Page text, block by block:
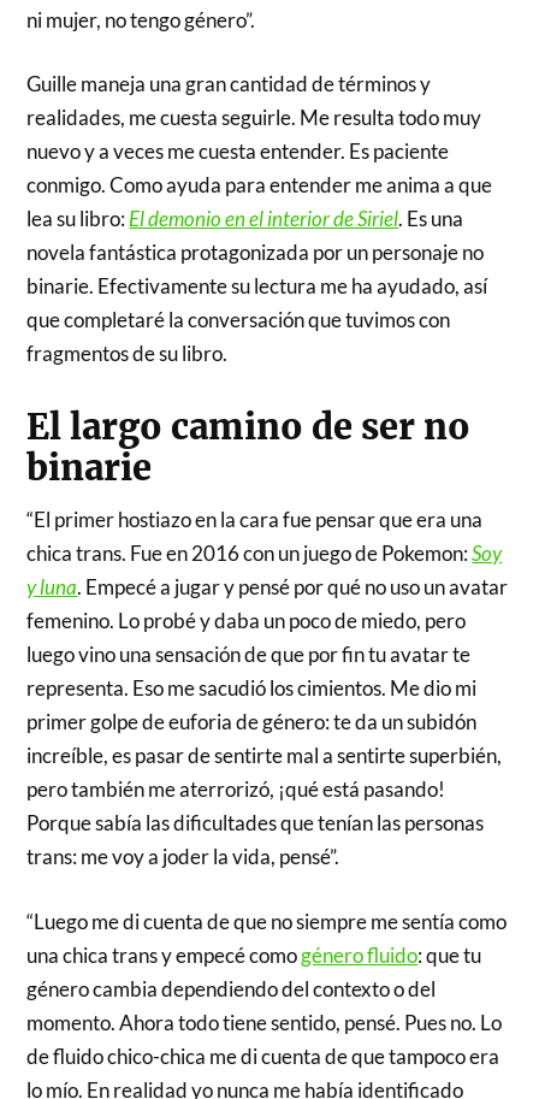
ni mujer, no tengo género”.
Guille maneja una gran cantidad de términos y
realidades, me cuesta seguirle. Me resulta todo muy
nuevo y a veces me cuesta entender. Es paciente
conmigo. Como ayuda para entender me anima a que
lea su libro:El demonio en el interior de Siriel. Es una
novela fantástica protagonizada por un personaje no
binarie. Efectivamente su lectura me ha ayudado, así
que completaré la conversación que tuvimos con
fragmentos de su libro.
El largo camino de ser no
binarie
“El primer hostiazo en la cara fue pensar que era una
chica trans. Fue en 2016 con un juego de Pokemon:Soy
y luna. Empecé a jugar y pensé por qué no uso un avatar
femenino. Lo probé y daba un poco de miedo, pero
luego vino una sensación de que por fin tu avatar te
representa. Eso me sacudió los cimientos. Me dio mi
primer golpe de euforia de género: te da un subidón
increíble, es pasar de sentirte mal a sentirte superbién,
pero también me aterrorizó, ¡qué está pasando!
Porque sabía las dificultades que tenían las personas
trans: me voy a joder la vida, pensé”.
“Luego me di cuenta de que no siempre me sentía como
una chica trans y empecé comogénero fluido: que tu
género cambia dependiendo del contexto o del
momento. Ahora todo tiene sentido, pensé. Pues no. Lo
de fluido chico-chica me di cuenta de que tampoco era
lo mío. En realidad yo nunca me había identificado